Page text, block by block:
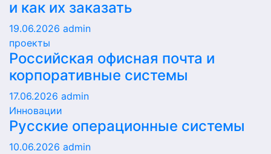
и как их заказать
19.06.2026 admin
проекты
Российская офисная почта и
корпоративные системы
17.06.2026 admin
Инновации
Русские операционные системы
10.06.2026 admin